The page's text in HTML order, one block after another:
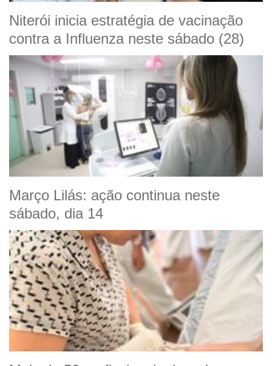
Niterói inicia estratégia de vacinação
contra a Influenza neste sábado (28)
Março Lilás: ação continua neste
sábado, dia 14